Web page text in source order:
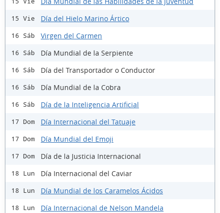
15 Vie Día del Hielo Marino Ártico
16 Sáb Virgen del Carmen
16 Sáb Día Mundial de la Serpiente
16 Sáb Día del Transportador o Conductor
16 Sáb Día Mundial de la Cobra
16 Sáb Día de la Inteligencia Artificial
17 Dom Día Internacional del Tatuaje
17 Dom Día Mundial del Emoji
17 Dom Día de la Justicia Internacional
18 Lun Día Internacional del Caviar
18 Lun Día Mundial de los Caramelos Ácidos
18 Lun Día Internacional de Nelson Mandela